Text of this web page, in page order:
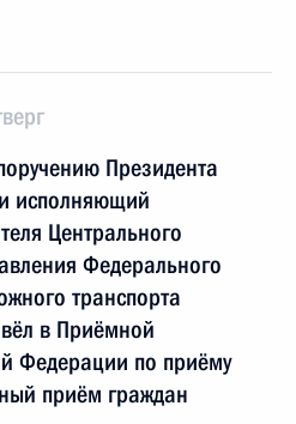
Президента
исполняющий
Центрального
Федерального
транспорта
в Приёмной
Федерации по приёму
приём граждан